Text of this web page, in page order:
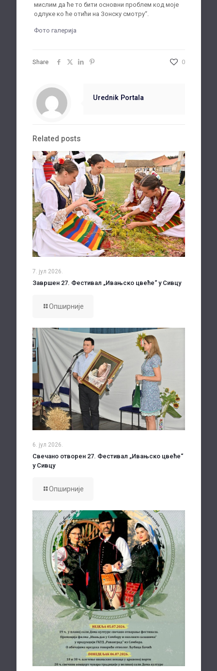
мислим да ће то бити основни проблем код моје
одлуке ко ће отићи на Зонску смотру“.
Фото галерија
Share 0
Urednik Portala
Related posts
7. јул 2026.
Завршен 27. Фестивал „Ивањско цвеће“ у Сивцу
Опширније
6. јул 2026.
Свечано отворен 27. Фестивал „Ивањско цвеће“
у Сивцу
Опширније